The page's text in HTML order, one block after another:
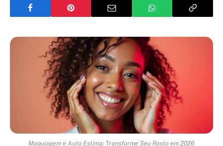
Maquiagem e Auto Estima: Transforme Seu Rosto em 2026